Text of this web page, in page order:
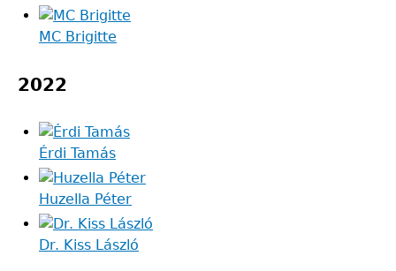
MC Brigitte
2022
Érdi Tamás
Huzella Péter
Dr. Kiss László